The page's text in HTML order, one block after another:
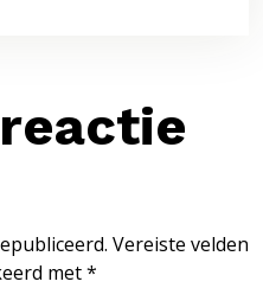
Vereiste velden
met*